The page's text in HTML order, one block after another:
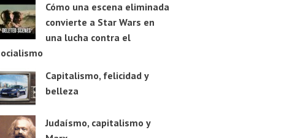
Cómo una escena eliminada
convierte a Star Wars en
una lucha contra el
Capitalismo, felicidad y
belleza
Judaísmo, capitalismo y